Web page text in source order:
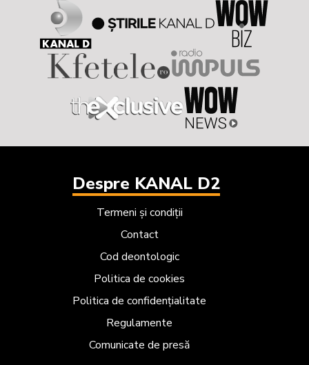
Despre KANAL D2
Termeni și condiții
Contact
Cod deontologic
Politica de cookies
Politica de confidențialitate
Regulamente
Comunicate de presă